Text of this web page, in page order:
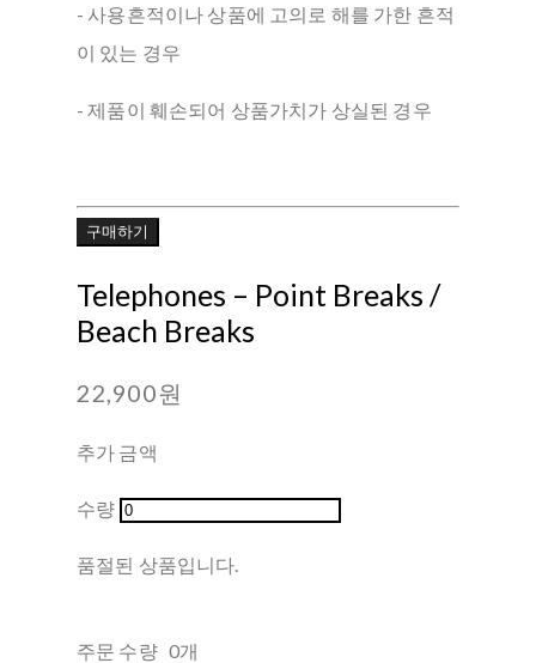
- 사용흔적이나 상품에 고의로 해를 가한 흔적
이 있는 경우
- 제품이 훼손되어 상품가치가 상실된 경우
구매하기
Telephones ‎– Point Breaks /
Beach Breaks
22,900원
추가 금액
수량
품절된 상품입니다.
주문 수량 0개